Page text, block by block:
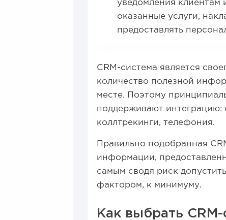
уведомления клиентам
оказанные услуги,
предоставлять
CRM-система является
количество полезной
месте. Поэтому
поддерживают интеграцию:
коллтрекинги, телефония.
Правильно подобранная
информации,
самым сводя риск
фактором, к минимуму.
Как выбрать